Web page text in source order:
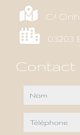
C/
03203
Contact
nom
téléphone